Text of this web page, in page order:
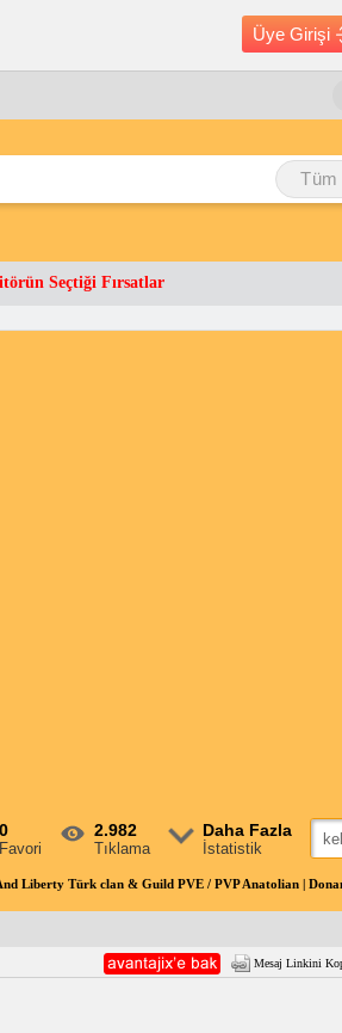
Üye Girişi
Tüm
Seçtiği Fırsatlar
0
Favori
2.982
Tıklama
Daha Fazla
İstatistik
Liberty Türk clan & Guild PVE / PVP Anatolian |
Mesaj Linkini